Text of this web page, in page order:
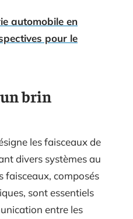
automobile en
pour le
brin
les faisceaux de
divers systèmes au
faisceaux, composés
sont essentiels
entre les